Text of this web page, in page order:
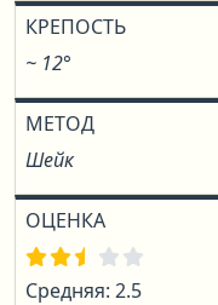
КРЕПОСТЬ
~ 12°
МЕТОД
Шейк
ОЦЕНКА
Средняя: 2.5